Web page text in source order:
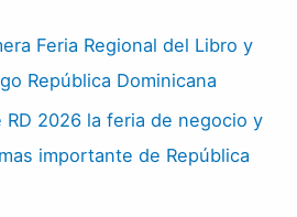
Feria Regional del Libro y
República Dominicana
RD 2026 la feria de negocio y
importante de República